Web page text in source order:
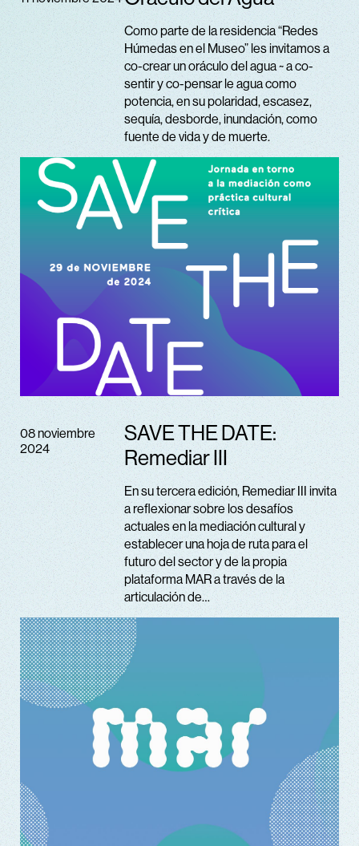
Como parte de la residencia “Redes
Húmedas en el Museo” les invitamos a
co-crear un oráculo del agua ~ a co-
sentir y co-pensar le agua como
potencia, en su polaridad, escasez,
sequía, desborde, inundación, como
fuente de vida y de muerte.
08 noviembre
2024
SAVE THE DATE:
Remediar III
En su tercera edición, Remediar III invita
a reflexionar sobre los desafíos
actuales en la mediación cultural y
establecer una hoja de ruta para el
futuro del sector y de la propia
plataforma MAR a través de la
articulación de…